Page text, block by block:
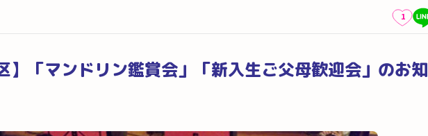
1
】「マンドリン鑑賞会」「新入生ご父母歓迎会」のお知